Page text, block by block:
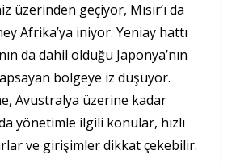
üzerinden geçiyor, Mısır’ı da
Afrika’ya iniyor. Yeniay hattı
da dahil olduğu Japonya’nın
bölgeye iz düşüyor.
Avustralya üzerine kadar
yönetimle ilgili konular, hızlı
ve girişimler dikkat çekebilir.